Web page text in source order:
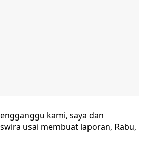
kami, saya dan
usai membuat laporan, Rabu,